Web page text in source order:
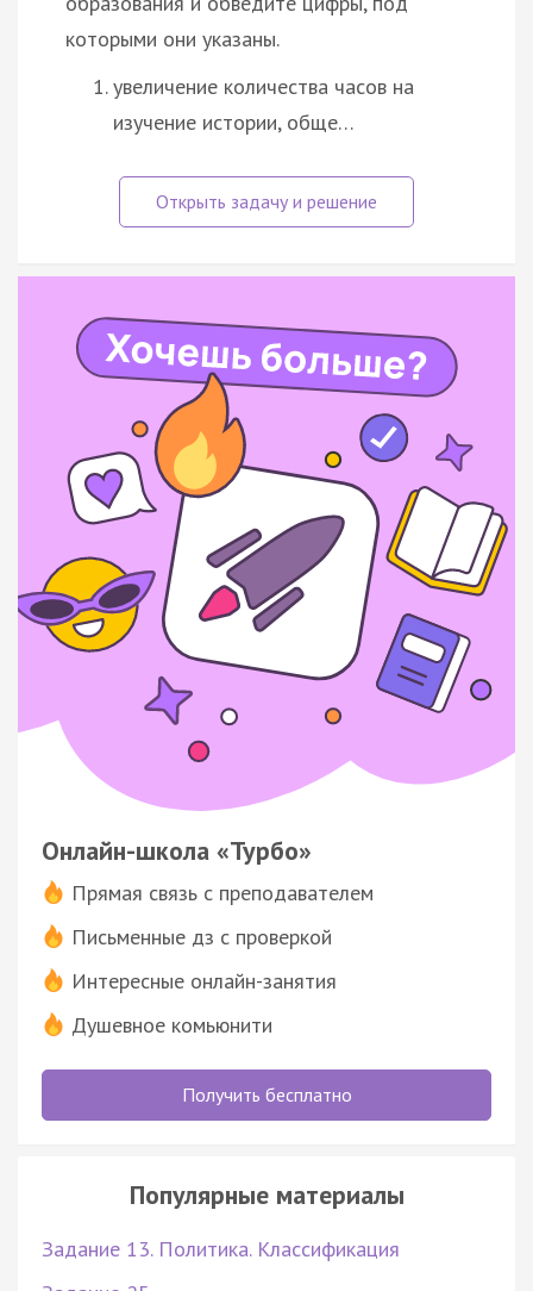
которыми они указаны.
увеличение количества часов на
изучение истории, обще…
Онлайн-школа «Турбо»
Прямая связь с преподавателем
Письменные дз с проверкой
Интересные онлайн-занятия
Душевное комьюнити
Получить бесплатно
Популярные материалы
Задание 13. Политика. Классификация